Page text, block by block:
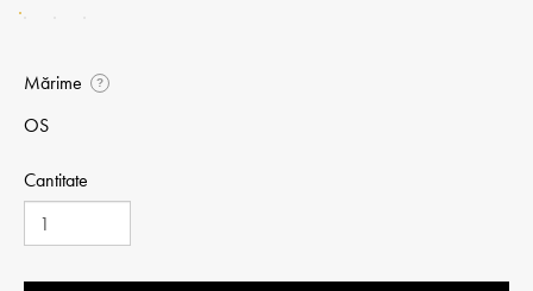
Mărime ?
OS
Cantitate